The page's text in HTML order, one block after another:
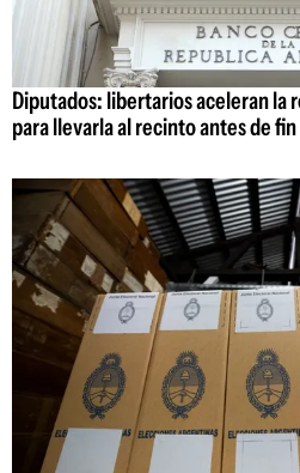
Diputados: libertarios aceleran la
para llevarla al recinto antes de